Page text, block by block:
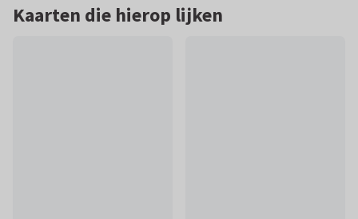
Kaarten die hierop lijken